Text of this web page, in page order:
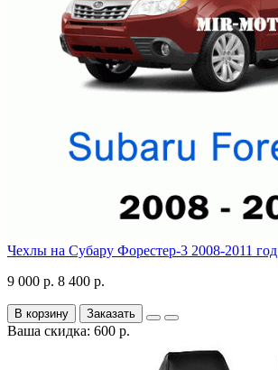
Чехлы на Субару Форестер-3 2008-2011 год
9 000 р. 8 400 р.
В корзину Заказать
Ваша скидка: 600 р.